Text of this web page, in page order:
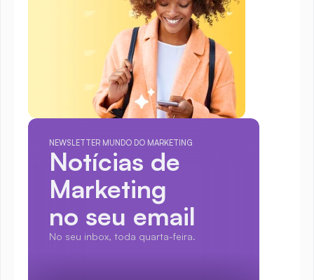
NEWSLETTER MUNDO DO MARKETING
Notícias de
Marketing
no seu email
No seu inbox, toda quarta-feira.